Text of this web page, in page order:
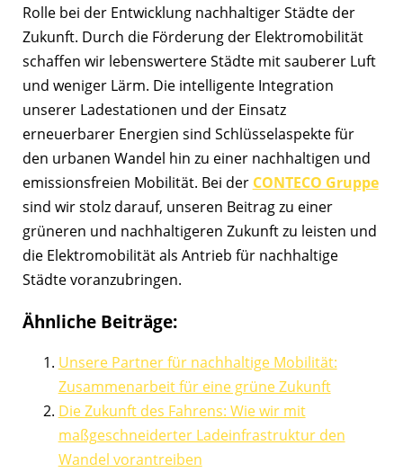
Rolle bei der Entwicklung nachhaltiger Städte der
Zukunft. Durch die Förderung der Elektromobilität
schaffen wir lebenswertere Städte mit sauberer Luft
und weniger Lärm. Die intelligente Integration
unserer Ladestationen und der Einsatz
erneuerbarer Energien sind Schlüsselaspekte für
den urbanen Wandel hin zu einer nachhaltigen und
emissionsfreien Mobilität. Bei der CONTECO Gruppe
sind wir stolz darauf, unseren Beitrag zu einer
grüneren und nachhaltigeren Zukunft zu leisten und
die Elektromobilität als Antrieb für nachhaltige
Städte voranzubringen.
Ähnliche Beiträge:
Unsere Partner für nachhaltige Mobilität:
Zusammenarbeit für eine grüne Zukunft
Die Zukunft des Fahrens: Wie wir mit
maßgeschneiderter Ladeinfrastruktur den
Wandel vorantreiben